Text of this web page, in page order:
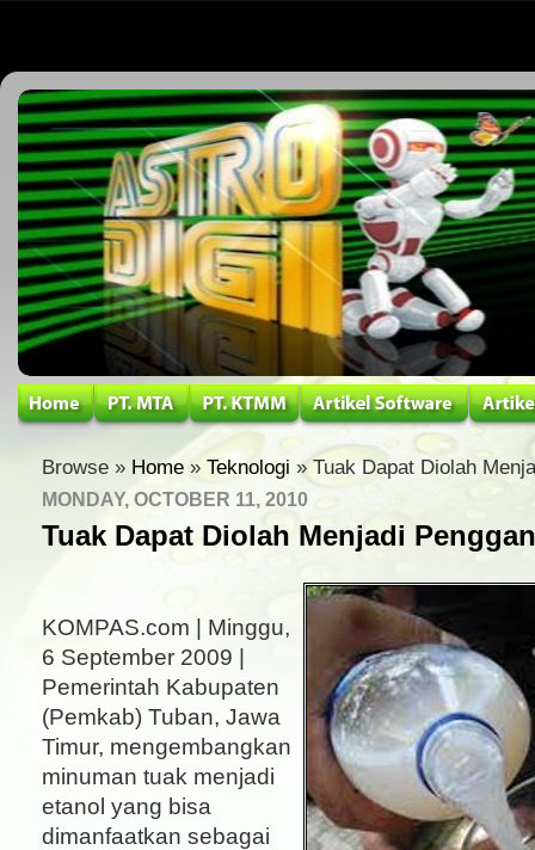
Browse » Home » Teknologi » Tuak Dapat Diolah
MONDAY, OCTOBER 11, 2010
Tuak Dapat Diolah Menjadi
KOMPAS.com | Minggu,
6 September 2009 |
Pemerintah Kabupaten
(Pemkab) Tuban, Jawa
Timur, mengembangkan
minuman tuak menjadi
etanol yang bisa
dimanfaatkan sebagai